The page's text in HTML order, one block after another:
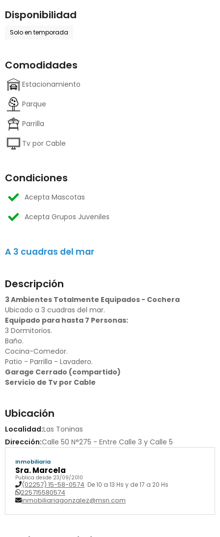
Disponibilidad
Solo en temporada
Comodidades
Estacionamiento
Parque
Parrilla
Tv por Cable
Condiciones
Acepta Mascotas
Acepta Grupos Juveniles
A 3 cuadras del mar
Descripción
3 Ambientes Totalmente Equipados - Cochera
Ubicado a 3 cuadras del mar.
Equipado para hasta 7 Personas:
3 Dormitorios.
Baño.
Cocina-Comedor.
Patio - Parrilla - Lavadero.
Garage Cerrado (compartido)
Servicio de Tv por Cable
Ubicación
Localidad:Las Toninas
Dirección:Calle 50 N°275 - Entre Calle 3 y Calle 5
Inmobiliaria
Sra. Marcela
Publica desde 23/09/2010
(02257) 15-58-0574 De 10 a 13 Hs y de 17 a 20 Hs
225715580574
inmobiliariagonzalez@msn.com